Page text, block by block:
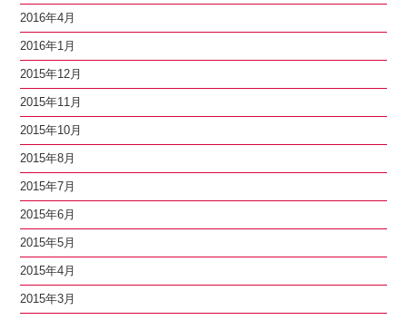
2016年4月
2016年1月
2015年12月
2015年11月
2015年10月
2015年8月
2015年7月
2015年6月
2015年5月
2015年4月
2015年3月